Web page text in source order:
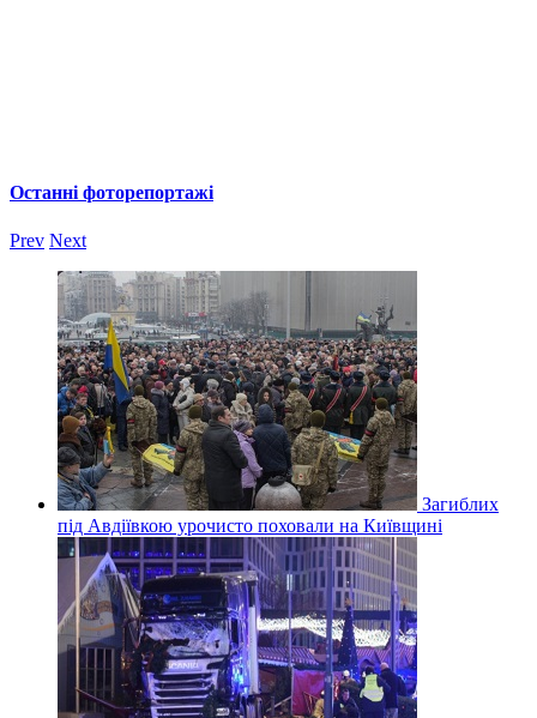
Останні фоторепортажі
Prev Next
Загиблих
під Авдіївкою урочисто поховали на Київщині